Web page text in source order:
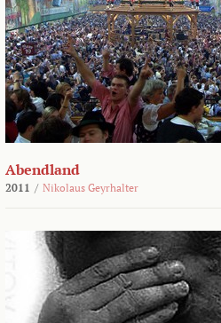
Abendland
2011 / Nikolaus Geyrhalter